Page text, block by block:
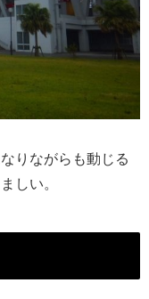
りながらも動じる
しい。